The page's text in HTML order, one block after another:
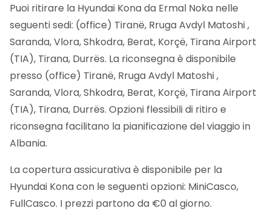
Puoi ritirare la Hyundai Kona da Ermal Noka nelle
seguenti sedi: (office) Tiranë, Rruga Avdyl Matoshi ,
Saranda, Vlora, Shkodra, Berat, Korçë, Tirana Airport
(TIA), Tirana, Durrës. La riconsegna è disponibile
presso (office) Tiranë, Rruga Avdyl Matoshi ,
Saranda, Vlora, Shkodra, Berat, Korçë, Tirana Airport
(TIA), Tirana, Durrës. Opzioni flessibili di ritiro e
riconsegna facilitano la pianificazione del viaggio in
Albania.
La copertura assicurativa è disponibile per la
Hyundai Kona con le seguenti opzioni: MiniCasco,
FullCasco. I prezzi partono da €0 al giorno.